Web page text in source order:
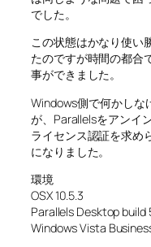
でした。
この状態はかなり使い
たのですが時間の都合
事ができました。
Windows側で何かしな
が、Parallelsをアンイ
ライセンス認証を求め
になりました。
環境
OSX 10.5.3
Parallels Desktop build
Windows Vista